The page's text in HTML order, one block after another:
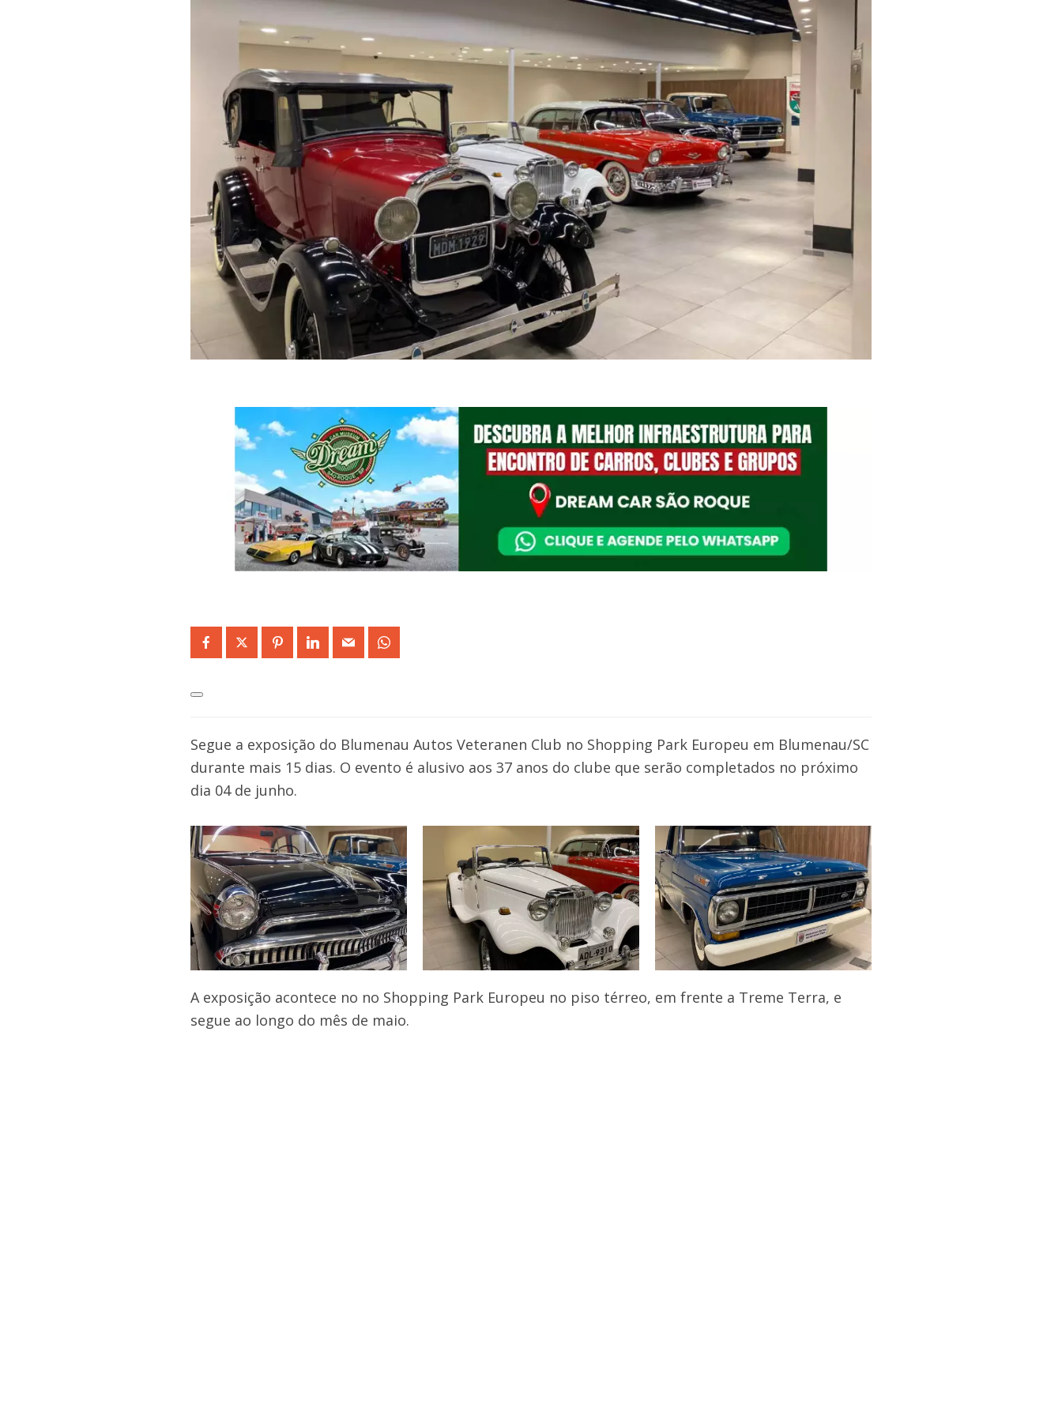
Segue a exposição do Blumenau Autos Veteranen Club no Shopping Park Europeu em Blumenau/SC
durante mais 15 dias. O evento é alusivo aos 37 anos do clube que serão completados no próximo
dia 04 de junho.
A exposição acontece no no Shopping Park Europeu no piso térreo, em frente a Treme Terra, e
segue ao longo do mês de maio.